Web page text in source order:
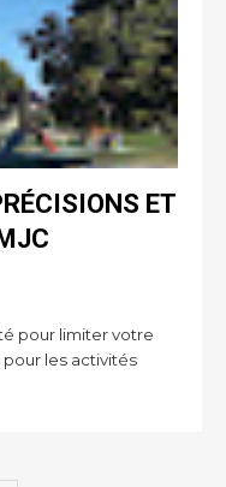
ET
pour limiter votre
les activités